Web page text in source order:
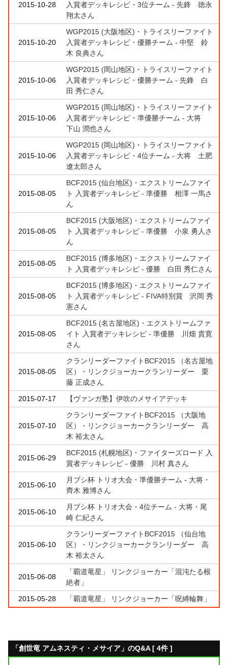
2015-10-28
入賞者デッキレシピ・3位チーム - 先鋒 徳永
翔太さん
2015-10-20
WGP2015 (大阪地区)・トライスリーファイト
入賞者デッキレシピ・優勝チーム - 中堅 鈴
木 良典さん
2015-10-06
WGP2015 (岡山地区)・トライスリーファイト
入賞者デッキレシピ・優勝チーム - 先鋒 白
田 秀仁さん
2015-10-06
WGP2015 (岡山地区)・トライスリーファイト
入賞者デッキレシピ・準優勝チーム - 大将
下山 潤也さん
2015-10-06
WGP2015 (岡山地区)・トライスリーファイト
入賞者デッキレシピ・4位チーム - 大将 土肥
遼太郎さん
2015-08-05
BCF2015 (仙台地区)・エクストリームファイ
ト 入賞者デッキレシピ - 準優勝 相澤 一馬さ
ん
2015-08-05
BCF2015 (大阪地区)・エクストリームファイ
ト 入賞者デッキレシピ - 準優勝 小泉 勇人さ
ん
2015-08-05
BCF2015 (博多地区)・エクストリームファイ
ト 入賞者デッキレシピ - 優勝 白田 秀仁さん
2015-08-05
BCF2015 (博多地区)・エクストリームファイ
ト 入賞者デッキレシピ - FIVA特別賞 沢岡 秀
憲さん
2015-08-05
BCF2015 (名古屋地区)・エクストリームファ
イト 入賞者デッキレシピ - 準優勝 川畑 貴寛
さん
2015-08-05
クランリーダーファイトBCF2015 （名古屋地
区）・リンクジョーカークランリーダー 栗
藤 正成さん
2015-07-17
【ヴァンガ塾】伊吹のメサイアデッキ
2015-07-10
クランリーダーファイトBCF2015 （大阪地
区）・リンクジョーカークランリーダー 高
木 裕太さん
2015-06-29
BCF2015 (札幌地区)・ファイターズロード 入
賞者デッキレシピ - 優勝 川村 真さん
2015-06-10
月ブシ杯 トリオ大会・準優勝チーム - 大将・
齊木 雅博さん
2015-06-10
月ブシ杯 トリオ大会・4位チーム - 大将・尾
崎 仁紀さん
2015-06-10
クランリーダーファイトBCF2015 （仙台地
区）・リンクジョーカークランリーダー 高
木 裕太さん
2015-06-08
「覇道竜星」 リンクジョーカー「混沌たる根
絶者」
2015-05-28
「覇道竜星」 リンクジョーカー「呪縛輪舞」
「創世竜 アムネスティ・メサイア」のQ&A [ 4件 ]